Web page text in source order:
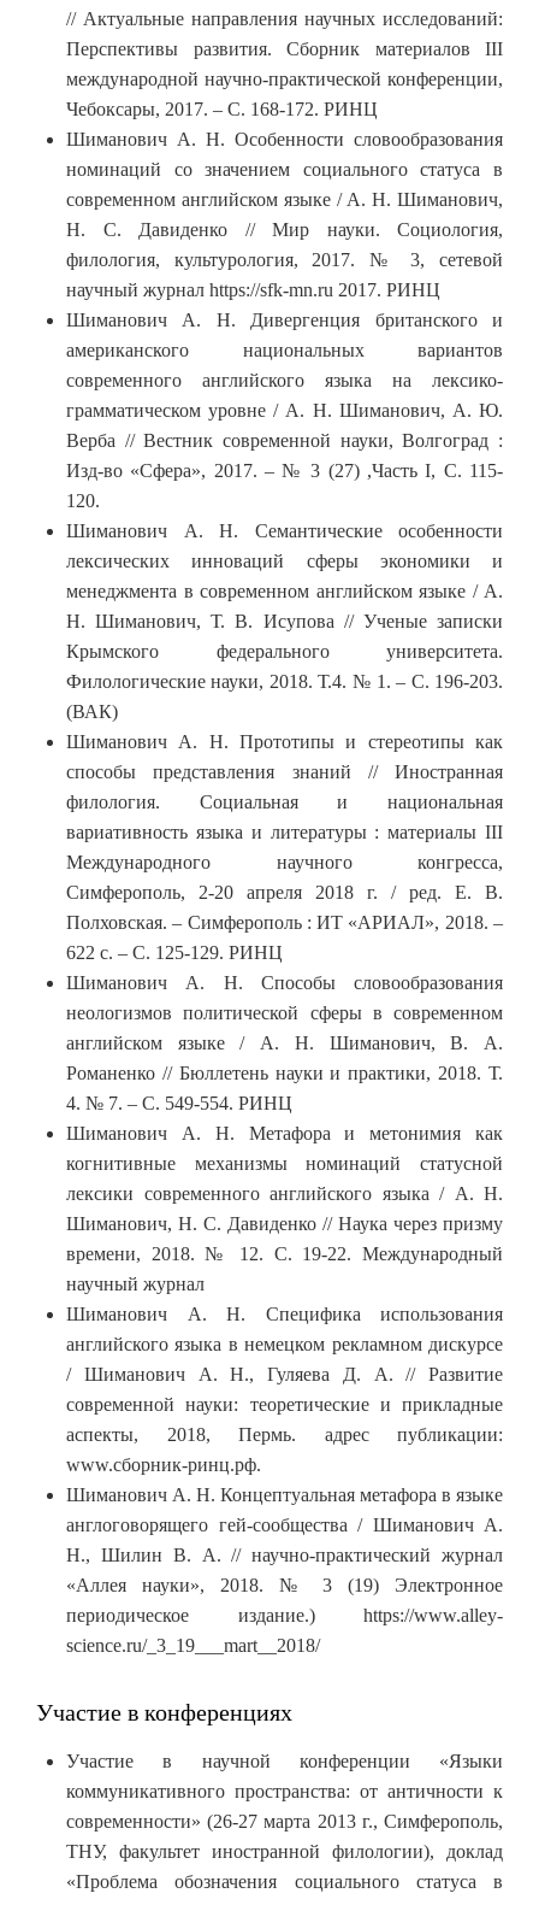
// Актуальные направления научных исследований:
Перспективы развития. Сборник материалов III
международной научно-практической конференции,
Чебоксары, 2017. – С. 168-172. РИНЦ
Шиманович А. Н. Особенности словообразования
номинаций со значением социального статуса в
современном английском языке / А. Н. Шиманович,
Н. С. Давиденко // Мир науки. Социология,
филология, культурология, 2017. № 3, сетевой
научный журнал https://sfk-mn.ru 2017. РИНЦ
Шиманович А. Н. Дивергенция британского и
американского национальных вариантов
современного английского языка на лексико-
грамматическом уровне / А. Н. Шиманович, А. Ю.
Верба // Вестник современной науки, Волгоград :
Изд-во «Сфера», 2017. – № 3 (27) ,Часть I, С. 115-
120.
Шиманович А. Н. Семантические особенности
лексических инноваций сферы экономики и
менеджмента в современном английском языке / А.
Н. Шиманович, Т. В. Исупова // Ученые записки
Крымского федерального университета.
Филологические науки, 2018. Т.4. № 1. – С. 196-203.
(ВАК)
Шиманович А. Н. Прототипы и стереотипы как
способы представления знаний // Иностранная
филология. Социальная и национальная
вариативность языка и литературы : материалы III
Международного научного конгресса,
Симферополь, 2-20 апреля 2018 г. / ред. Е. В.
Полховская. – Симферополь : ИТ «АРИАЛ», 2018. –
622 с. – С. 125-129. РИНЦ
Шиманович А. Н. Способы словообразования
неологизмов политической сферы в современном
английском языке / А. Н. Шиманович, В. А.
Романенко // Бюллетень науки и практики, 2018. Т.
4. № 7. – С. 549-554. РИНЦ
Шиманович А. Н. Метафора и метонимия как
когнитивные механизмы номинаций статусной
лексики современного английского языка / А. Н.
Шиманович, Н. С. Давиденко // Наука через призму
времени, 2018. № 12. С. 19-22. Международный
научный журнал
Шиманович А. Н. Специфика использования
английского языка в немецком рекламном дискурсе
/ Шиманович А. Н., Гуляева Д. А. // Развитие
современной науки: теоретические и прикладные
аспекты, 2018, Пермь. адрес публикации:
www.сборник-ринц.рф.
Шиманович А. Н. Концептуальная метафора в языке
англоговорящего гей-сообщества / Шиманович А.
Н., Шилин В. А. // научно-практический журнал
«Аллея науки», 2018. № 3 (19) Электронное
периодическое издание.) https://www.alley-
science.ru/_3_19___mart__2018/
Участие в конференциях
Участие в научной конференции «Языки
коммуникативного пространства: от античности к
современности» (26-27 марта 2013 г., Симферополь,
ТНУ, факультет иностранной филологии), доклад
«Проблема обозначения социального статуса в